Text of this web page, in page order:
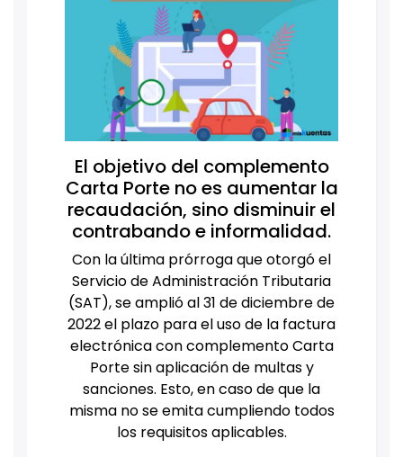
El objetivo del complemento
Carta Porte no es aumentar la
recaudación, sino disminuir el
contrabando e informalidad.
Con la última prórroga que otorgó el
Servicio de Administración Tributaria
(SAT), se amplió al 31 de diciembre de
2022 el plazo para el uso de la factura
electrónica con complemento Carta
Porte sin aplicación de multas y
sanciones. Esto, en caso de que la
misma no se emita cumpliendo todos
los requisitos aplicables.